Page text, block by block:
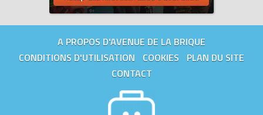
A PROPOS D'AVENUE DE LA BRIQUE
CONDITIONS D'UTILISATION
COOKIES
PLAN DU SITE
CONTACT